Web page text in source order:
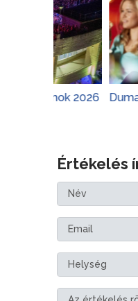
Dumaszínház
Értékelés